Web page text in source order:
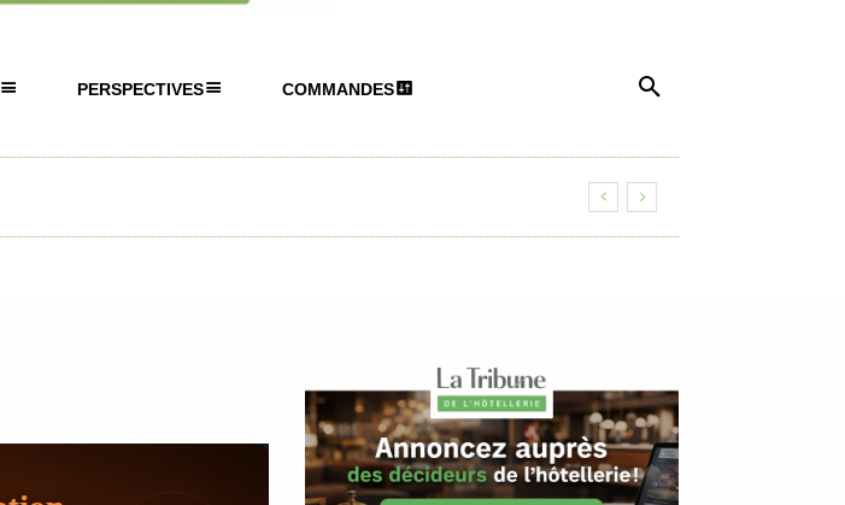
PERSPECTIVES COMMANDES